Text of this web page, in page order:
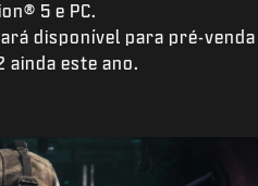
5 e PC.
disponível para pré-venda
ainda este ano.